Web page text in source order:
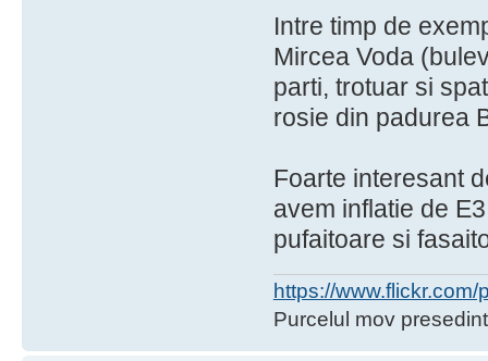
Intre timp de
Mircea Voda
parti, trotuar si
rosie din padurea
Foarte interesant
avem inflatie de
pufaitoare si
https://
Purcelul mov